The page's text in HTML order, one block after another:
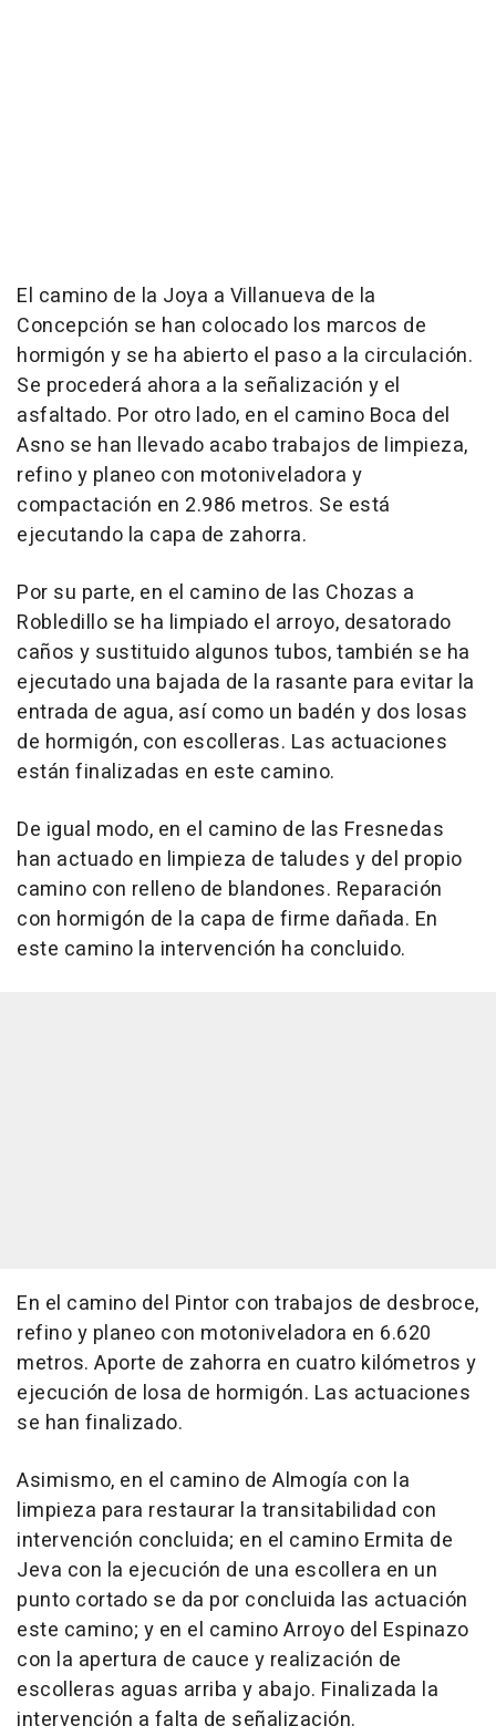
El camino de la Joya a Villanueva de la
Concepción se han colocado los marcos de
hormigón y se ha abierto el paso a la circulación.
Se procederá ahora a la señalización y el
asfaltado. Por otro lado, en el camino Boca del
Asno se han llevado acabo trabajos de limpieza,
refino y planeo con motoniveladora y
compactación en 2.986 metros. Se está
ejecutando la capa de zahorra.
Por su parte, en el camino de las Chozas a
Robledillo se ha limpiado el arroyo, desatorado
caños y sustituido algunos tubos, también se ha
ejecutado una bajada de la rasante para evitar la
entrada de agua, así como un badén y dos losas
de hormigón, con escolleras. Las actuaciones
están finalizadas en este camino.
De igual modo, en el camino de las Fresnedas
han actuado en limpieza de taludes y del propio
camino con relleno de blandones. Reparación
con hormigón de la capa de firme dañada. En
este camino la intervención ha concluido.
En el camino del Pintor con trabajos de desbroce,
refino y planeo con motoniveladora en 6.620
metros. Aporte de zahorra en cuatro kilómetros y
ejecución de losa de hormigón. Las actuaciones
se han finalizado.
Asimismo, en el camino de Almogía con la
limpieza para restaurar la transitabilidad con
intervención concluida; en el camino Ermita de
Jeva con la ejecución de una escollera en un
punto cortado se da por concluida las actuación
este camino; y en el camino Arroyo del Espinazo
con la apertura de cauce y realización de
escolleras aguas arriba y abajo. Finalizada la
intervención a falta de señalización.